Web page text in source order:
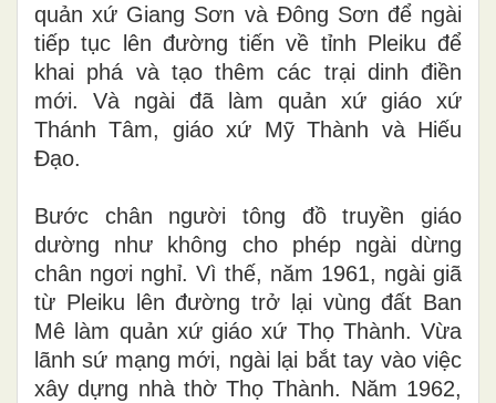
quản xứ Giang Sơn và Đông Sơn để ngài
tiếp tục lên đường tiến về tỉnh Pleiku để
khai phá và tạo thêm các trại dinh điền
mới. Và ngài đã làm quản xứ giáo xứ
Thánh Tâm, giáo xứ Mỹ Thành và Hiếu
Đạo.
Bước chân người tông đồ truyền giáo
dường như không cho phép ngài dừng
chân ngơi nghỉ. Vì thế, năm 1961, ngài giã
từ Pleiku lên đường trở lại vùng đất Ban
Mê làm quản xứ giáo xứ Thọ Thành. Vừa
lãnh sứ mạng mới, ngài lại bắt tay vào việc
xây dựng nhà thờ Thọ Thành. Năm 1962,